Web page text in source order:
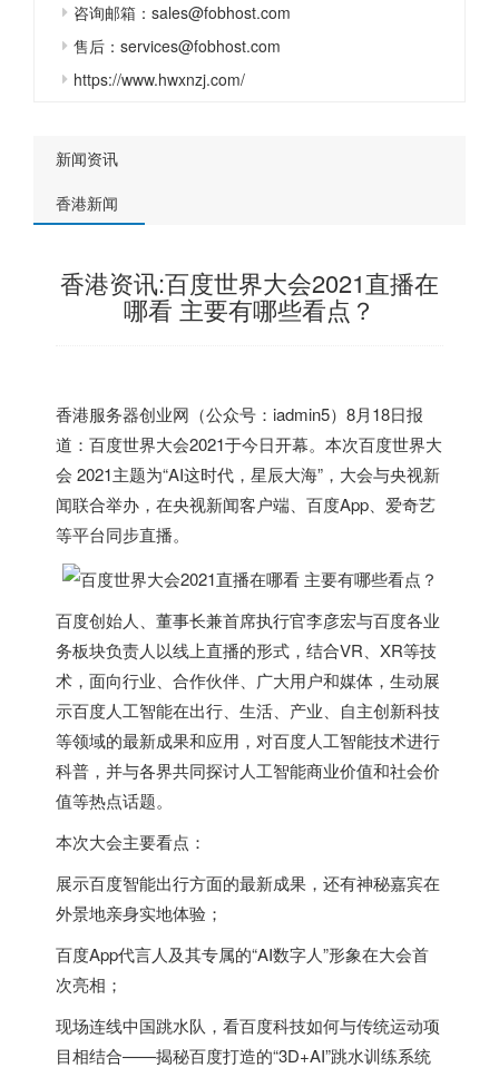
咨询邮箱：sales@fobhost.com
售后：services@fobhost.com
https://www.hwxnzj.com/
新闻资讯
香港新闻
香港资讯:百度世界大会2021直播在
哪看 主要有哪些看点？
香港服务器创业网（公众号：iadmin5）8月18日报
道：百度世界大会2021于今日开幕。本次百度世界大
会 2021主题为“AI这时代，星辰大海”，大会与央视新
闻联合举办，在央视新闻客户端、百度App、爱奇艺
等平台同步直播。
百度创始人、董事长兼首席执行官李彦宏与百度各业
务板块负责人以线上直播的形式，结合VR、XR等技
术，面向行业、合作伙伴、广大用户和媒体，生动展
示百度人工智能在出行、生活、产业、自主创新科技
等领域的最新成果和应用，对百度人工智能技术进行
科普，并与各界共同探讨人工智能商业价值和社会价
值等热点话题。
本次大会主要看点：
展示百度智能出行方面的最新成果，还有神秘嘉宾在
外景地亲身实地体验；
百度App代言人及其专属的“AI数字人”形象在大会首
次亮相；
现场连线中国跳水队，看百度科技如何与传统运动项
目相结合——揭秘百度打造的“3D+AI”跳水训练系统